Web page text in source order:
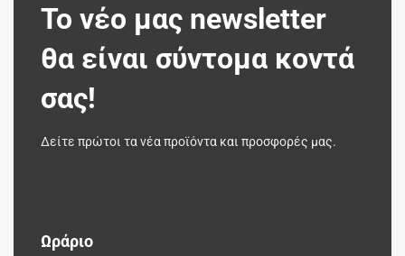
Το νέο μας newsletter
θα είναι σύντομα κοντά
σας!
Δείτε πρώτοι τα νέα προϊόντα και προσφορές μας.
Ωράριο